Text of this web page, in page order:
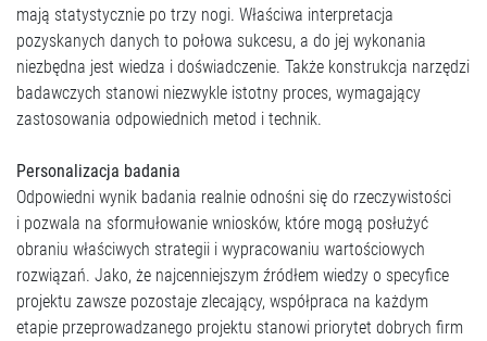
mają statystycznie po trzy nogi. Właściwa interpretacja
pozyskanych danych to połowa sukcesu, a do jej wykonania
niezbędna jest wiedza i doświadczenie. Także konstrukcja narzędzi
badawczych stanowi niezwykle istotny proces, wymagający
zastosowania odpowiednich metod i technik.
Personalizacja badania
Odpowiedni wynik badania realnie odnośni się do rzeczywistości
i pozwala na sformułowanie wniosków, które mogą posłużyć
obraniu właściwych strategii i wypracowaniu wartościowych
rozwiązań. Jako, że najcenniejszym źródłem wiedzy o specyfice
projektu zawsze pozostaje zlecający, współpraca na każdym
etapie przeprowadzanego projektu stanowi priorytet dobrych firm